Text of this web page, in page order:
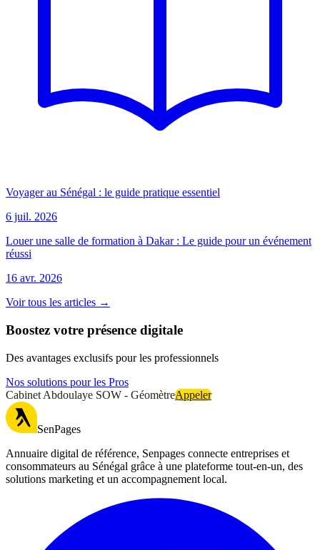
Voyager au Sénégal : le guide pratique essentiel
6 juil. 2026
Louer une salle de formation à Dakar : Le guide pour un événement
réussi
16 avr. 2026
Voir tous les articles →
Boostez votre présence digitale
Des avantages exclusifs pour les professionnels
Nos solutions pour les Pros
Cabinet Abdoulaye SOW - GéomètreAppeler
SenPages
Annuaire digital de référence, Senpages connecte entreprises et
consommateurs au Sénégal grâce à une plateforme tout-en-un, des
solutions marketing et un accompagnement local.